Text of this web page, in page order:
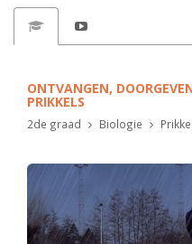
ONTVANGEN,
PRIKKELS
2de graad Biologie